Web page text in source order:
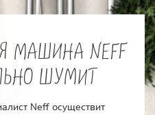
МАШИНА NEFF
ШУМИТ
Neff осуществит